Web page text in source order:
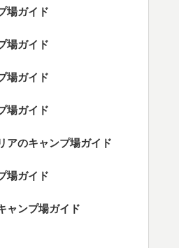
場ガイド
場ガイド
場ガイド
場ガイド
アのキャンプ場ガイド
場ガイド
ャンプ場ガイド